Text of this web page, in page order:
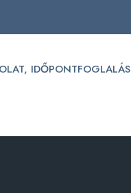
IDŐPONTFOGLALÁS